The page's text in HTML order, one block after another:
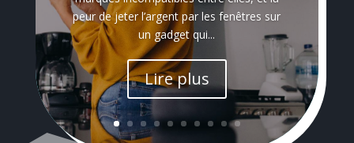
peur de jeter l’argent par les fenêtres sur
un gadget qui...
Lire plus